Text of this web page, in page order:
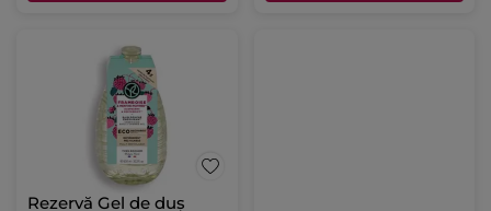
Rezervă Gel de duș